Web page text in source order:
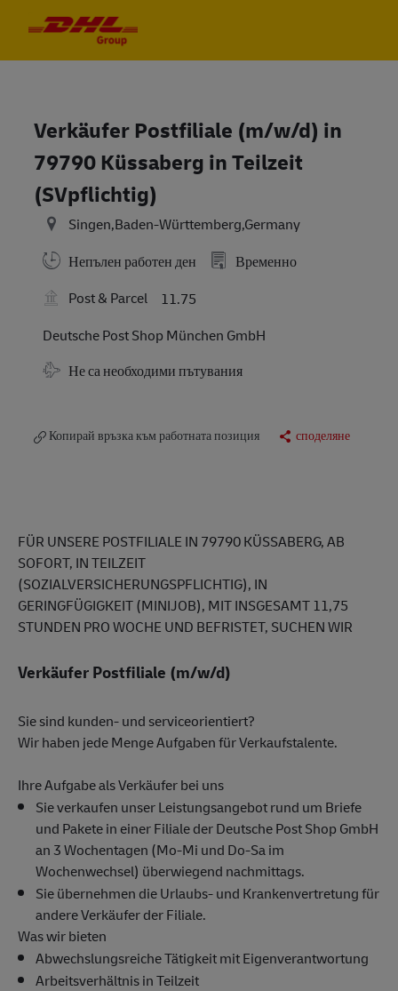
Verkäufer Postfiliale (m/w/d) in
79790 Küssaberg in Teilzeit
(SVpflichtig)
Singen,Baden-Württemberg,Germany
Непълен работен ден
Временно
Post & Parcel
11.75
Deutsche Post Shop München GmbH
Travel Required
Не са необходими пътувания
Копирай връзка към работната позиция споделяне
FÜR UNSERE POSTFILIALE IN 79790 KÜSSABERG, AB
SOFORT, IN TEILZEIT
(SOZIALVERSICHERUNGSPFLICHTIG), IN
GERINGFÜGIGKEIT (MINIJOB), MIT INSGESAMT 11,75
STUNDEN PRO WOCHE UND BEFRISTET, SUCHEN WIR
Verkäufer Postfiliale (m/w/d)
Sie sind kunden- und serviceorientiert?
Wir haben jede Menge Aufgaben für Verkaufstalente.
Ihre Aufgabe als Verkäufer bei uns
Sie verkaufen unser Leistungsangebot rund um Briefe
und Pakete in einer Filiale der Deutsche Post Shop GmbH
an 3 Wochentagen (Mo-Mi und Do-Sa im
Wochenwechsel) überwiegend nachmittags.
Sie übernehmen die Urlaubs- und Krankenvertretung für
andere Verkäufer der Filiale.
Was wir bieten
Abwechslungsreiche Tätigkeit mit Eigenverantwortung
Arbeitsverhältnis in Teilzeit